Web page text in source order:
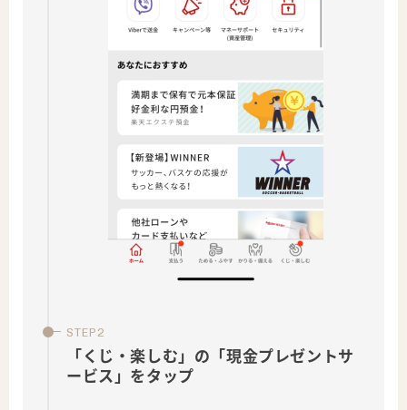
「くじ・楽しむ」の「現金プレゼントサ
ービス」をタップ